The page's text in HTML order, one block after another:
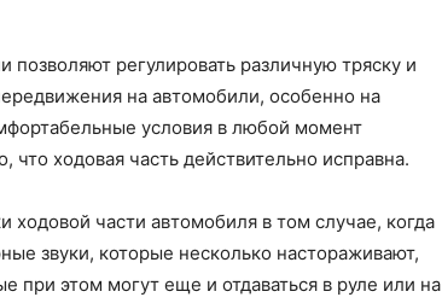
позволяют регулировать различную тряску и
на автомобили, особенно на
условия в любой момент
ходовая часть действительно исправна.
части автомобиля в том случае, когда
звуки, которые несколько настораживают,
при этом могут еще и отдаваться в руле или на